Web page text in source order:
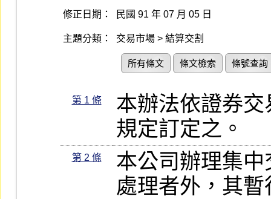
修正日期：
民國 91 年 07 月 05 日
主題分類： 交易市場 > 結算交割
所有條文 條文檢索 條號查詢
第 1 條
本辦法依證券
規定訂定之。
第 2 條
本公司辦理集
處理者外，其